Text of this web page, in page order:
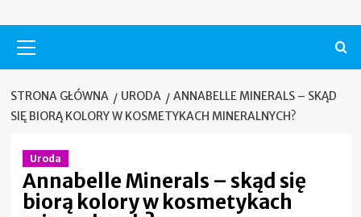
główne
STRONA GŁÓWNA URODA
ANNABELLE MINERALS – SKĄD
SIĘ BIORĄ KOLORY W KOSMETYKACH MINERALNYCH?
Uroda
Annabelle Minerals – skąd się
biorą kolory w kosmetykach